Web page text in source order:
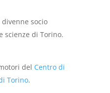
divenne socio
scienze di Torino.
del Centro di
Torino.